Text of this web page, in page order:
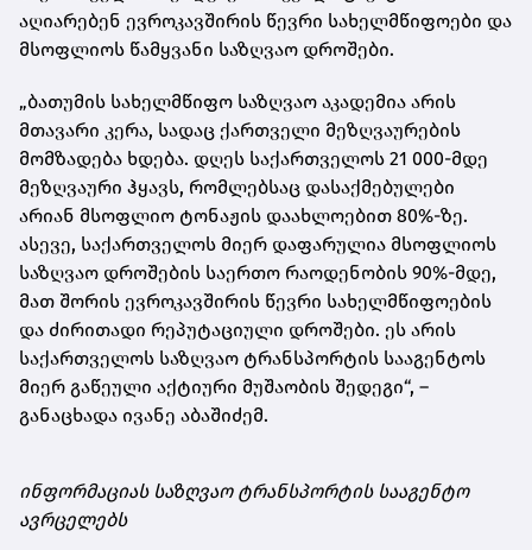
აღიარებენ ევროკავშირის წევრი სახელმწიფოები და
მსოფლიოს წამყვანი საზღვაო დროშები.
„ბათუმის სახელმწიფო საზღვაო აკადემია არის
მთავარი კერა, სადაც ქართველი მეზღვაურების
მომზადება ხდება. დღეს საქართველოს 21 000-მდე
მეზღვაური ჰყავს, რომლებსაც დასაქმებულები
არიან მსოფლიო ტონაჟის დაახლოებით 80%-ზე.
ასევე, საქართველოს მიერ დაფარულია მსოფლიოს
საზღვაო დროშების საერთო რაოდენობის 90%-მდე,
მათ შორის ევროკავშირის წევრი სახელმწიფოების
და ძირითადი რეპუტაციული დროშები. ეს არის
საქართველოს საზღვაო ტრანსპორტის სააგენტოს
მიერ გაწეული აქტიური მუშაობის შედეგი“, –
განაცხადა ივანე აბაშიძემ.
ინფორმაციას საზღვაო ტრანსპორტის სააგენტო
ავრცელებს